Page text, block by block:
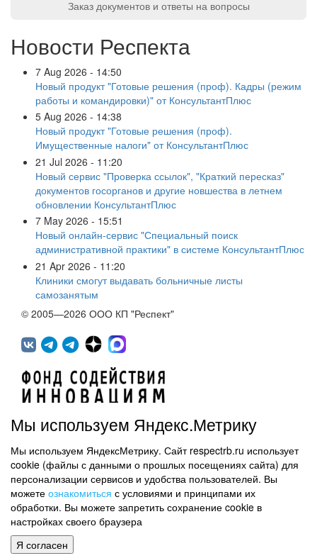
Заказ документов и ответы на вопросы
Новости Респекта
7 Aug 2026 - 14:50
Новый продукт "Готовые решения (проф). Кадры (режим
работы и командировки)" от КонсультантПлюс
5 Aug 2026 - 14:38
Новый продукт "Готовые решения (проф).
Имущественные налоги" от КонсультантПлюс
21 Jul 2026 - 11:20
Новый сервис "Проверка ссылок", "Краткий пересказ"
документов госорганов и другие новшества в летнем
обновлении КонсультантПлюс
7 May 2026 - 15:51
Новый онлайн-сервис "Специальный поиск
административной практики" в системе КонсультантПлюс
21 Apr 2026 - 11:20
Клиники смогут выдавать больничные листы
самозанятым
© 2005—2026 ООО КП "Респект"
450071, г.Уфа, ул. 50 лет СССР, д.48 корп.1, офис 307
(347) 291 20 70
Контактная информация
Карта сайта
Политика обработки персональных данных
Информация на сайте не является публичной офертой
Мы используем Яндекс.Метрику
Мы используем ЯндексМетрику. Сайт respectrb.ru использует
cookie (файлы с данными о прошлых посещениях сайта) для
персонализации сервисов и удобства пользователей. Вы
можете ознакомиться с условиями и принципами их
обработки. Вы можете запретить сохранение cookie в
настройках своего браузера
Я согласен